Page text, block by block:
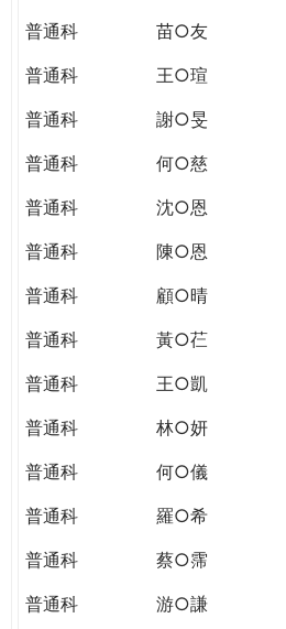
普通科
苗○友
普通科
王○瑄
普通科
謝○旻
普通科
何○慈
普通科
沈○恩
普通科
陳○恩
普通科
顧○晴
普通科
黃○芢
普通科
王○凱
普通科
林○妍
普通科
何○儀
普通科
羅○希
普通科
蔡○霈
普通科
游○謙